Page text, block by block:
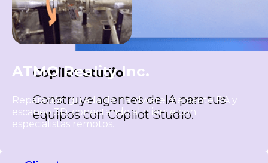
Copilot Studio
Construye agentes de IA para tus
equipos con Copilot Studio.
ATMO Reality Inc.
Reparación guiada de hardware mediante RA y
escaneo 3D, conectando al cliente con
especialistas remotos.